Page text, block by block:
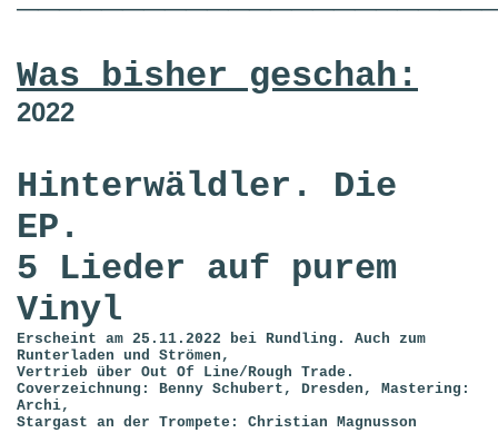
Was bisher geschah:
2022
Hinterwäldler. Die
EP.
5 Lieder auf purem
Vinyl
Erscheint am 25.11.2022 bei Rundling. Auch zum
Runterladen und Strömen,
Vertrieb über Out Of Line/Rough Trade.
Coverzeichnung: Benny Schubert, Dresden, Mastering:
Archi,
Stargast an der Trompete: Christian Magnusson